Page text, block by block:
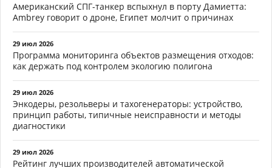
Американский СПГ-танкер вспыхнул в порту Дамиетта:
Ambrey говорит о дроне, Египет молчит о причинах
29 июл 2026
Программа мониторинга объектов размещения отходов:
как держать под контролем экологию полигона
29 июл 2026
Энкодеры, резольверы и тахогенераторы: устройство,
принцип работы, типичные неисправности и методы
диагностики
29 июл 2026
Рейтинг лучших производителей автоматической